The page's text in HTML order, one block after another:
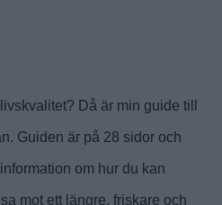
Då är min guide till
Guiden är på 28 sidor och
om hur du kan
mot ett längre, friskare och